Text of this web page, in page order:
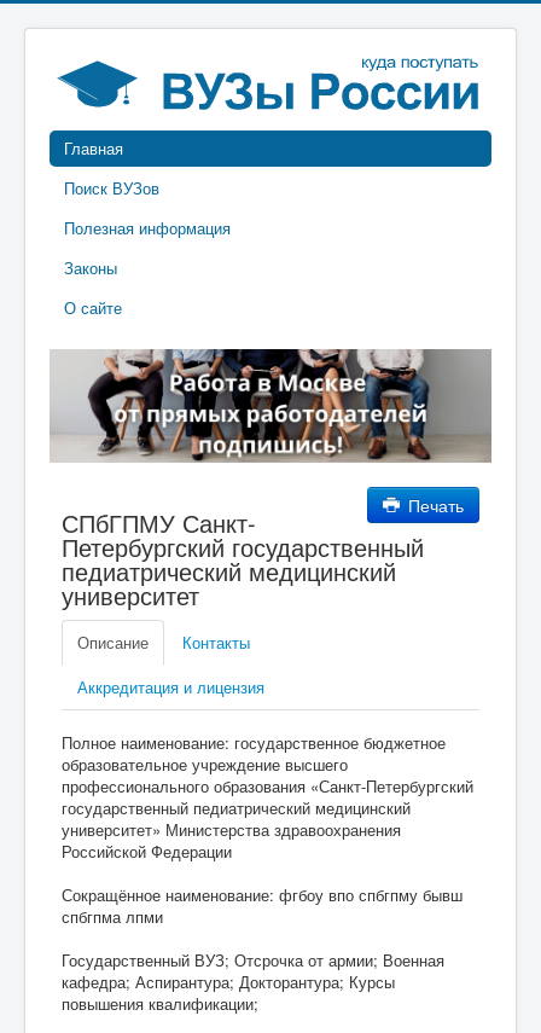
Главная
Поиск ВУЗов
Полезная информация
Законы
О сайте
Печать
СПбГПМУ Санкт-
Петербургский государственный
педиатрический медицинский
университет
Описание
Контакты
Аккредитация и лицензия
Полное наименование: государственное бюджетное
образовательное учреждение высшего
профессионального образования «Санкт-Петербургский
государственный педиатрический медицинский
университет» Министерства здравоохранения
Российской Федерации
Сокращённое наименование: фгбоу впо спбгпму бывш
спбгпма лпми
Государственный ВУЗ; Отсрочка от армии; Военная
кафедра; Аспирантура; Докторантура; Курсы
повышения квалификации;